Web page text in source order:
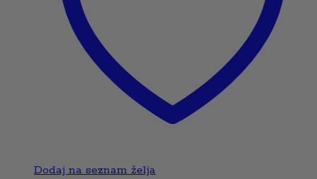
Dodaj na seznam želja